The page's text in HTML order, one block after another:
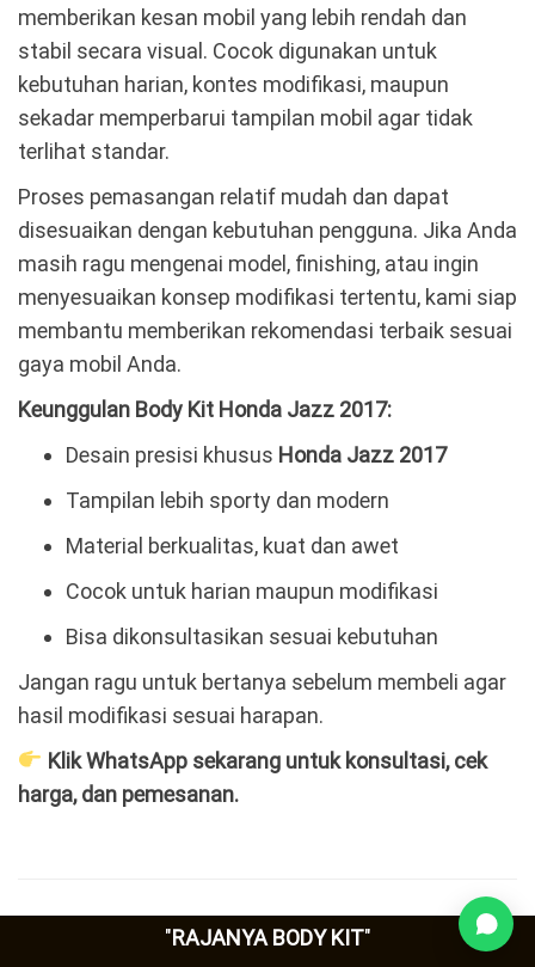
memberikan kesan mobil yang lebih rendah dan
stabil secara visual. Cocok digunakan untuk
kebutuhan harian, kontes modifikasi, maupun
sekadar memperbarui tampilan mobil agar tidak
terlihat standar.
Proses pemasangan relatif mudah dan dapat
disesuaikan dengan kebutuhan pengguna. Jika Anda
masih ragu mengenai model, finishing, atau ingin
menyesuaikan konsep modifikasi tertentu, kami siap
membantu memberikan rekomendasi terbaik sesuai
gaya mobil Anda.
Keunggulan Body Kit Honda Jazz 2017:
Desain presisi khusus Honda Jazz 2017
Tampilan lebih sporty dan modern
Material berkualitas, kuat dan awet
Cocok untuk harian maupun modifikasi
Bisa dikonsultasikan sesuai kebutuhan
Jangan ragu untuk bertanya sebelum membeli agar
hasil modifikasi sesuai harapan.
Klik WhatsApp sekarang untuk konsultasi, cek
harga, dan pemesanan.
"RAJANYA BODY KIT"